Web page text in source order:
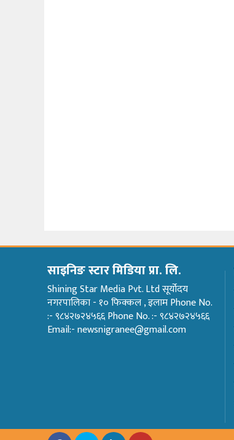
साइनिङ स्टार मिडिया प्रा. लि.
Shining Star Media Pvt. Ltd सूर्योदय
नगरपालिका - १० फिक्कल , इलाम Phone No.
:- ९८४२७२४५६६ Phone No. :- ९८४२७२४५६६
Email:- newsnigranee@gmail.com